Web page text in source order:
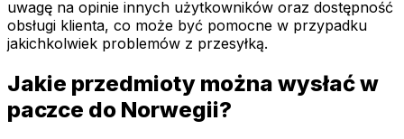
uwagę na opinie innych użytkowników oraz dostępność
obsługi klienta, co może być pomocne w przypadku
jakichkolwiek problemów z przesyłką.
Jakie przedmioty można wysłać w
paczce do Norwegii?